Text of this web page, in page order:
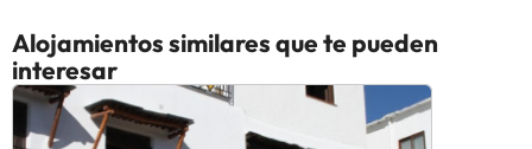
Alojamientos similares que te pueden
interesar